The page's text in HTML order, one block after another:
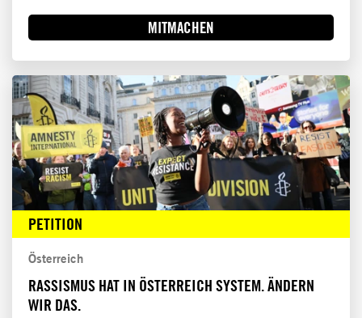
MITMACHEN
PETITION
Österreich
RASSISMUS HAT IN ÖSTERREICH SYSTEM. ÄNDERN
WIR DAS.